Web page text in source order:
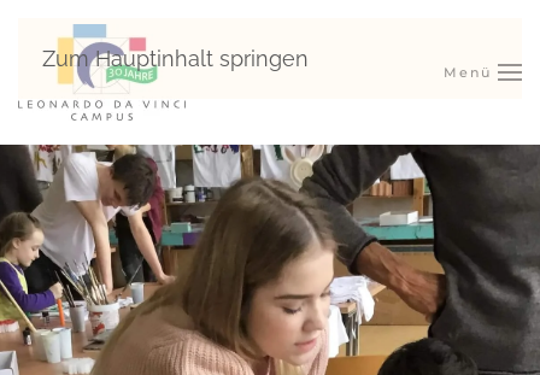
Zum Hauptinhalt springen
Menü